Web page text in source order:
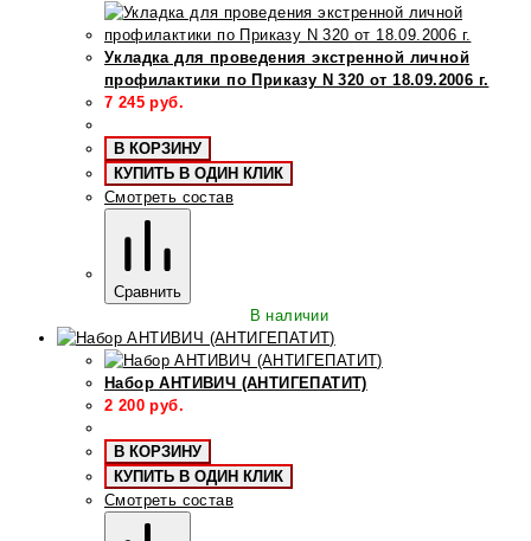
Укладка для проведения экстренной личной
профилактики по Приказу N 320 от 18.09.2006 г.
7 245 руб.
В КОРЗИНУ
КУПИТЬ В ОДИН КЛИК
Смотреть состав
Сравнить
В наличии
Набор АНТИВИЧ (АНТИГЕПАТИТ)
2 200 руб.
В КОРЗИНУ
КУПИТЬ В ОДИН КЛИК
Смотреть состав